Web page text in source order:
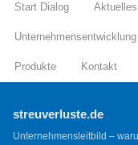
Start Dialog Aktuelles
Unternehmensentwicklung
Produkte Kontakt
streuverluste.de
Unternehmensleitbild –